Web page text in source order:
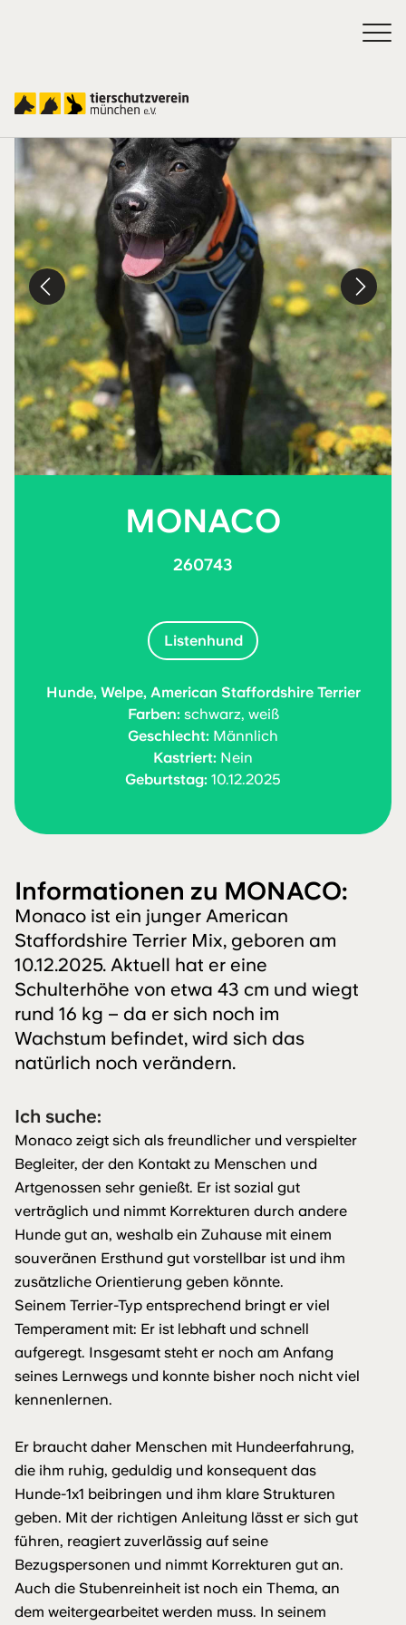
MONACO
260743
Listenhund
Hunde, Welpe, American Staffordshire Terrier
Farben:schwarz, weiß
Geschlecht: Männlich
Kastriert: Nein
Geburtstag: 10.12.2025
Informationen zu MONACO:
Monaco ist ein junger American
Staffordshire Terrier Mix, geboren am
10.12.2025. Aktuell hat er eine
Schulterhöhe von etwa 43 cm und wiegt
rund 16 kg – da er sich noch im
Wachstum befindet, wird sich das
natürlich noch verändern.
Ich suche:
Monaco zeigt sich als freundlicher und verspielter
Begleiter, der den Kontakt zu Menschen und
Artgenossen sehr genießt. Er ist sozial gut
verträglich und nimmt Korrekturen durch andere
Hunde gut an, weshalb ein Zuhause mit einem
souveränen Ersthund gut vorstellbar ist und ihm
zusätzliche Orientierung geben könnte.
Seinem Terrier-Typ entsprechend bringt er viel
Temperament mit: Er ist lebhaft und schnell
aufgeregt. Insgesamt steht er noch am Anfang
seines Lernwegs und konnte bisher noch nicht viel
kennenlernen.
Er braucht daher Menschen mit Hundeerfahrung,
die ihm ruhig, geduldig und konsequent das
Hunde-1x1 beibringen und ihm klare Strukturen
geben. Mit der richtigen Anleitung lässt er sich gut
führen, reagiert zuverlässig auf seine
Bezugspersonen und nimmt Korrekturen gut an.
Auch die Stubenreinheit ist noch ein Thema, an
dem weitergearbeitet werden muss. In seinem